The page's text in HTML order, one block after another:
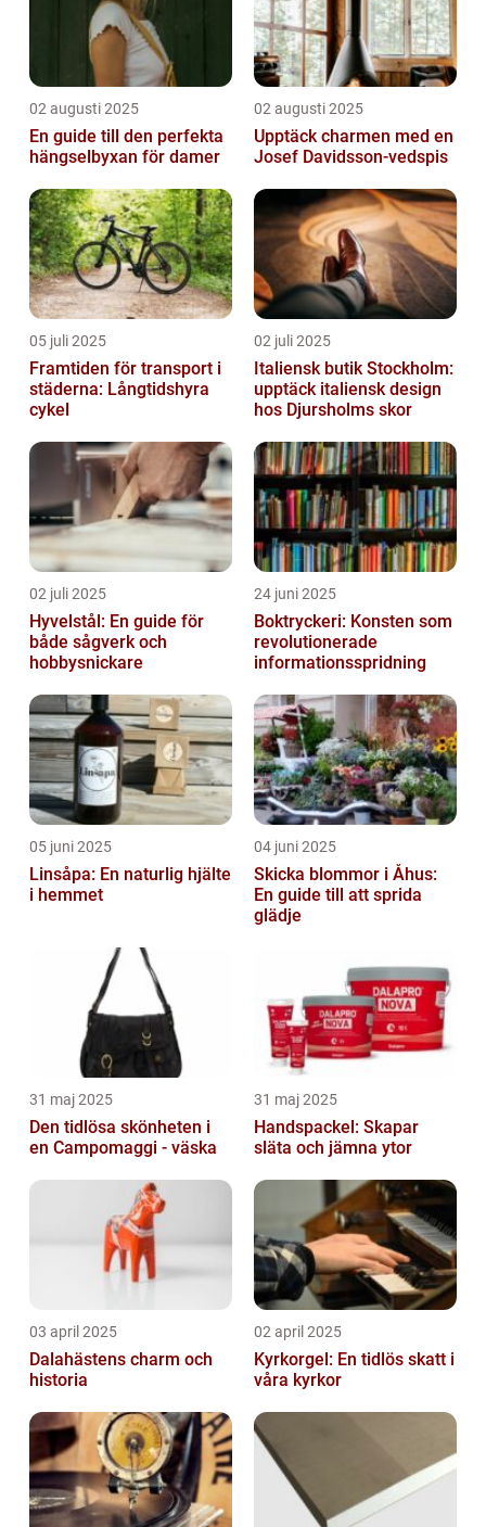
02 augusti 2025
En guide till den perfekta
hängselbyxan för damer
02 augusti 2025
Upptäck charmen med en
Josef Davidsson-vedspis
05 juli 2025
Framtiden för transport i
städerna: Långtidshyra
cykel
02 juli 2025
Italiensk butik Stockholm:
upptäck italiensk design
hos Djursholms skor
02 juli 2025
Hyvelstål: En guide för
både sågverk och
hobbysnickare
24 juni 2025
Boktryckeri: Konsten som
revolutionerade
informationsspridning
05 juni 2025
Linsåpa: En naturlig hjälte
i hemmet
04 juni 2025
Skicka blommor i Åhus:
En guide till att sprida
glädje
31 maj 2025
Den tidlösa skönheten i
en Campomaggi - väska
31 maj 2025
Handspackel: Skapar
släta och jämna ytor
03 april 2025
Dalahästens charm och
historia
02 april 2025
Kyrkorgel: En tidlös skatt i
våra kyrkor